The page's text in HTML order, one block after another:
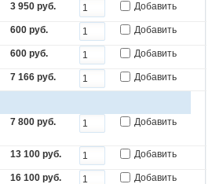
3 950 руб. Добавить
600 руб. Добавить
600 руб. Добавить
7 166 руб. Добавить
7 800 руб. Добавить
13 100 руб. Добавить
16 100 руб. Добавить